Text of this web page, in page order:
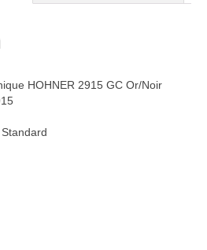
HOHNER 2915 GC Or/Noir